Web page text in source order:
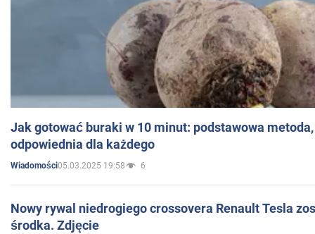
Jak gotować buraki w 10 minut: podstawowa
odpowiednia dla każdego
Wiadomości05.03.2025 19:58 6
Nowy rywal niedrogiego crossovera Renault Tesla
środka. Zdjęcie